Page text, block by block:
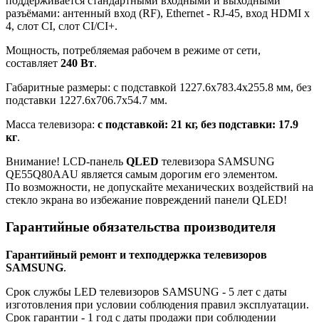
разъёмами: антенный вход (RF), Ethernet - RJ-45, вход HDMI x
4, слот CI, слот CI/CI+.
Мощность, потребляемая рабочем в режиме от сети,
составляет 240 Вт.
Габаритные размеры: с подставкой 1227.6x783.4x255.8 мм, без
подставки 1227.6x706.7x54.7 мм.
Масса телевизора: с подставкой: 21 кг, без подставки: 17.9
кг.
Внимание! LCD-панель QLED телевизора SAMSUNG
QE55Q80AAU является самым дорогим его элементом.
По возможности, не допускайте механических воздействий на
стекло экрана во избежание повреждений панели QLED!
Гарантийные обязательства производителя
Гарантийный ремонт и техподдержка телевизоров
SAMSUNG.
Срок службы LED телевизоров SAMSUNG - 5 лет с даты
изготовления при условии соблюдения правил эксплуатации.
Срок гарантии - 1 год с даты продажи при соблюдении